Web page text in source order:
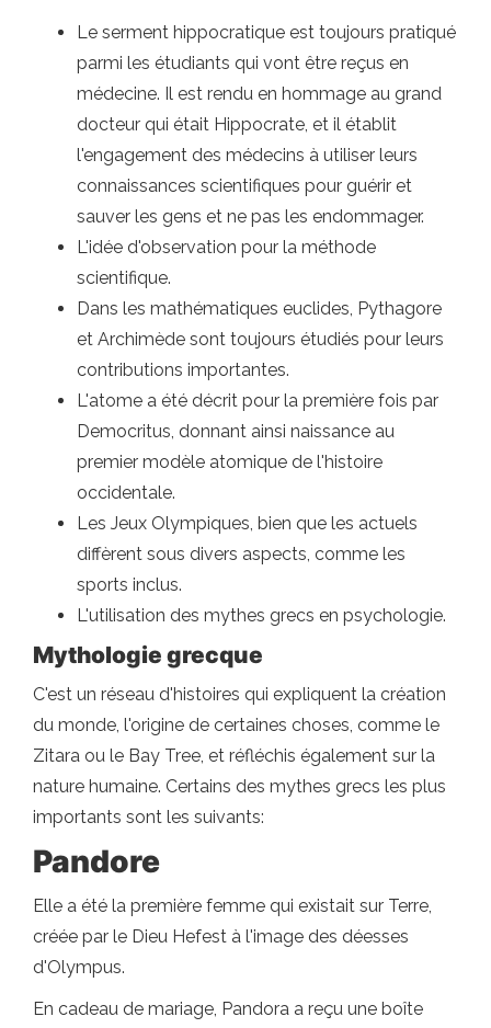
Le serment hippocratique est toujours pratiqué
parmi les étudiants qui vont être reçus en
médecine. Il est rendu en hommage au grand
docteur qui était Hippocrate, et il établit
l'engagement des médecins à utiliser leurs
connaissances scientifiques pour guérir et
sauver les gens et ne pas les endommager.
L'idée d'observation pour la méthode
scientifique.
Dans les mathématiques euclides, Pythagore
et Archimède sont toujours étudiés pour leurs
contributions importantes.
L'atome a été décrit pour la première fois par
Democritus, donnant ainsi naissance au
premier modèle atomique de l'histoire
occidentale.
Les Jeux Olympiques, bien que les actuels
diffèrent sous divers aspects, comme les
sports inclus.
L'utilisation des mythes grecs en psychologie.
Mythologie grecque
C'est un réseau d'histoires qui expliquent la création
du monde, l'origine de certaines choses, comme le
Zitara ou le Bay Tree, et réfléchis également sur la
nature humaine. Certains des mythes grecs les plus
importants sont les suivants:
Pandore
Elle a été la première femme qui existait sur Terre,
créée par le Dieu Hefest à l'image des déesses
d'Olympus.
En cadeau de mariage, Pandora a reçu une boîte